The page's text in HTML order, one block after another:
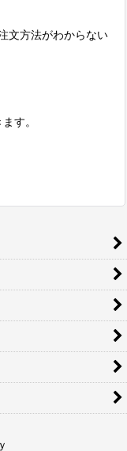
文方法がわからない
す。